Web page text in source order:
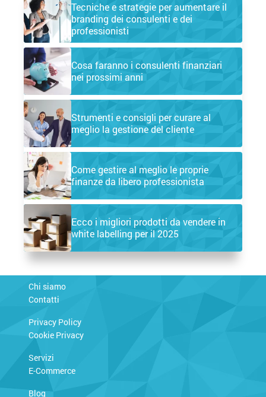
Tecniche e strategie per aumentare il
branding dei consulenti e dei
professionisti
Cosa faranno i consulenti finanziari
nei prossimi anni
Strumenti e consigli per curare al
meglio la gestione del cliente
Come gestire al meglio le proprie
finanze da libero professionista
Ecco i migliori prodotti da vendere in
white labelling per il 2025
Chi siamo
Contatti
Privacy Policy
Cookie Privacy
Servizi
E-Commerce
Blog